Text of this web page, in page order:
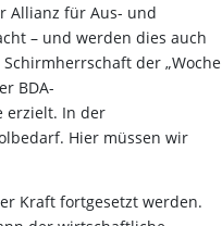
Allianz für Aus- und
– und werden dies auch
der „Woche
BDA-
erzielt. In der
Hier müssen wir
Kraft fortgesetzt werden.